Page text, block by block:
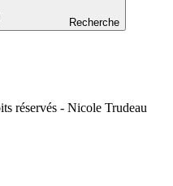
Recherche
réservés - Nicole Trudeau